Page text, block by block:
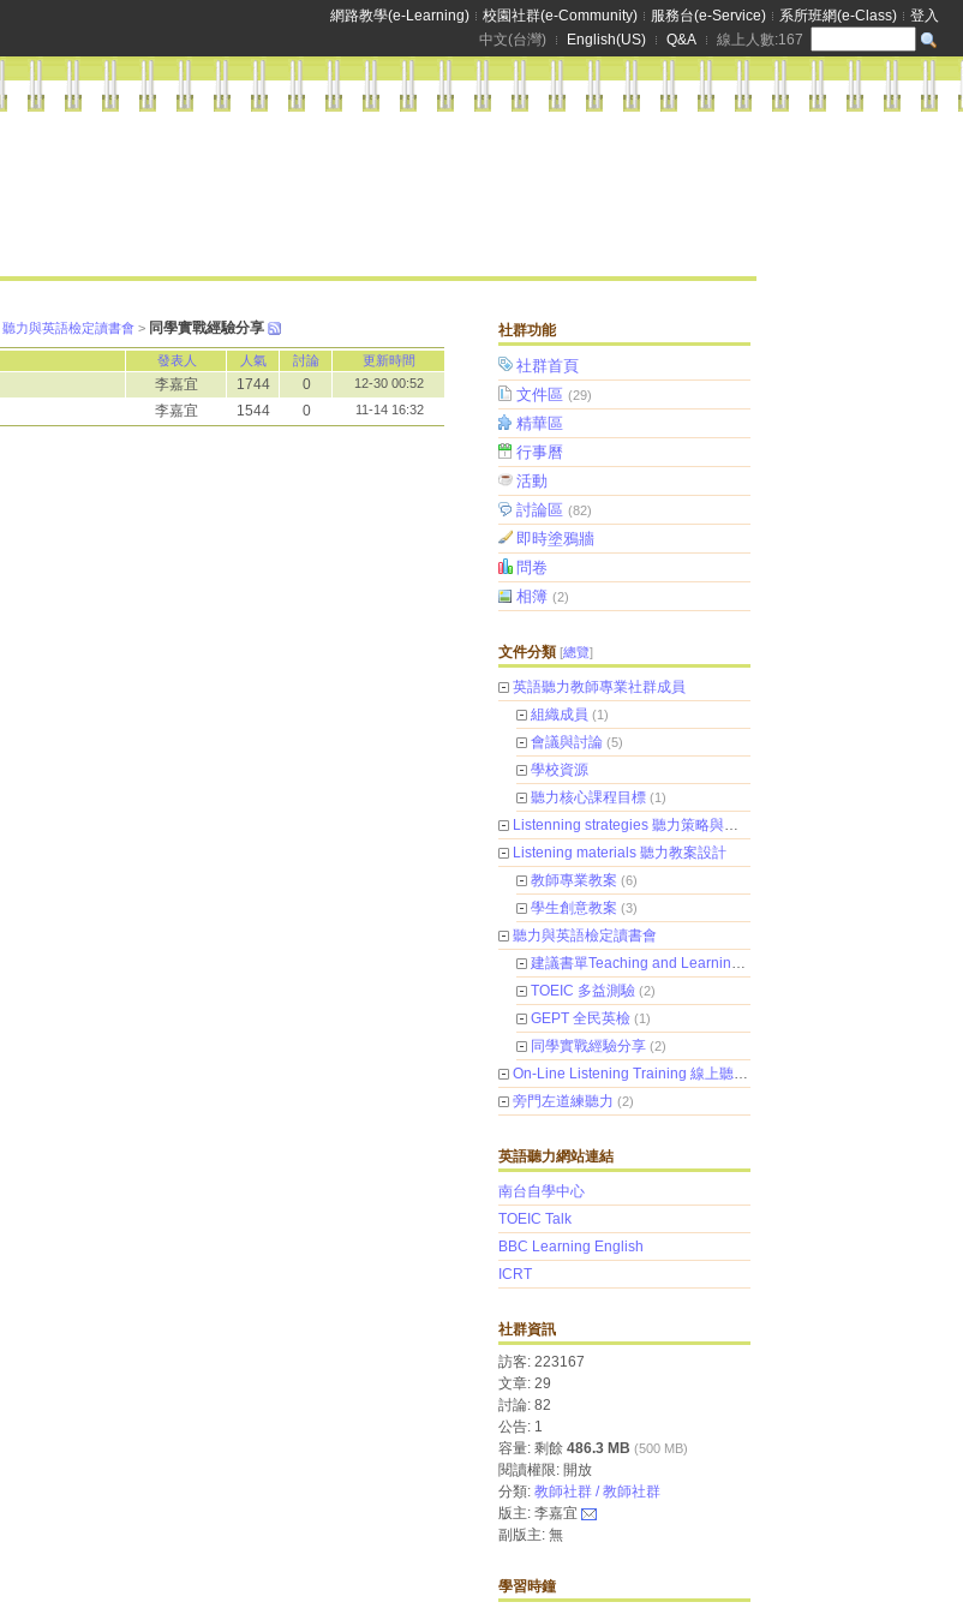
網路教學(e-Learning) 校園社群(e-Community) 服務台(e-Service) 系所班網(e-Class)
登入
中文(台灣)
English(US) Q&A 線上人數:167
社群功能
社群首頁
文件區 (29)
精華區
行事曆
活動
討論區 (82)
即時塗鴉牆
問卷
相簿 (2)
文件分類 [總覽]
英語聽力教師專業社群成員
組織成員 (1)
會議與討論 (5)
學校資源
聽力核心課程目標 (1)
Listenning strategies 聽力策略與技巧
Listening materials 聽力教案設計
教師專業教案 (6)
學生創意教案 (3)
聽力與英語檢定讀書會
建議書單Teaching and Learning Listening
TOEIC 多益測驗 (2)
GEPT 全民英檢 (1)
同學實戰經驗分享 (2)
On-Line Listening Training 線上聽力練習
旁門左道練聽力 (2)
英語聽力網站連結
南台自學中心
TOEIC Talk
BBC Learning English
ICRT
社群資訊
訪客: 223167
文章: 29
討論: 82
公告: 1
容量: 剩餘 486.3 MB (500 MB)
閱讀權限: 開放
分類: 教師社群 / 教師社群
版主: 李嘉宜
副版主: 無
學習時鐘
聽力與英語檢定讀書會 > 同學實戰經驗分享
發表人 人氣 討論 更新時間
李嘉宜 1744 0 12-30 00:52
李嘉宜 1544 0 11-14 16:32